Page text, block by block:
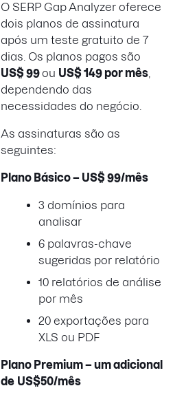
O SERP Gap Analyzer oferece
dois planos de assinatura
após um teste gratuito de 7
dias. Os planos pagos são
US$ 99ou US$ 149 por mês
dependendo das
necessidades do negócio.
As assinaturas são as
seguintes:
Plano Básico – US$ 99/mês
3 domínios para
analisar
6 palavras-chave
sugeridas por relatório
10 relatórios de análise
por mês
20 exportações para
XLS ou PDF
Plano Premium –um adicional
de US$50/mês